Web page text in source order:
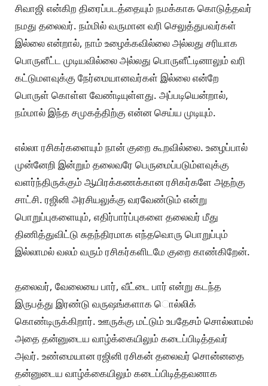
சிவாஜி என்கிற திரைப்படத்தையும் நமக்காக கொடுத்தவர்
நமது தலைவர். நம்மில் வருமான வரி செலுத்துபவர்கள்
இல்லை என்றால், நாம் உழைக்கவில்லை அல்லது சரியாக
பொருளீட்ட முடியவில்லை அல்லது பொருளீட்டினாலும் வரி
கட்டுமளவுக்கு நேர்மையானவர்கள் இல்லை என்றே
பொருள் கொள்ள வேண்டியுள்ளது. அப்படியென்றால்,
நம்மால் இந்த சமுகத்திற்கு என்ன செய்ய முடியும்.
எல்லா ரசிகர்களையும் நான் குறை கூறவில்லை. உழைப்பால்
முன்னேறி இன்றும் தலைவரே பெருமைப்படும்ளவுக்கு
வளர்ந்திருக்கும் ஆயிரக்கணக்கான ரசிகர்களே அதற்கு
சாட்சி. ரஜினி அரசியலுக்கு வரவேண்டும் என்று
பொறுப்புகளையும், எதிர்பார்ப்புகளை தலைவர் மீது
திணித்துவிட்டு சுதந்திரமாக எந்தவொரு பொறுப்பும்
இல்லாமல் வலம் வரும் ரசிகர்களிடமே குறை காண்கிறேன்.
தலைவர், வேலையை பார், வீட்டை பார் என்று கடந்த
இருபத்து இரண்டு வருஷங்களாக ொல்லிக்
கொண்டிருக்கிறார். ஊருக்கு மட்டும் உபதேசம் சொல்லாமல்
அதை தன்னுடைய வாழ்க்கையிலும் கடைப்பிடித்தவர்
அவர். உண்மையான ரஜினி ரசிகன் தலைவர் சொன்னதை
தன்னுடைய வாழ்க்கையிலும் கடைப்பிடித்தவனாக